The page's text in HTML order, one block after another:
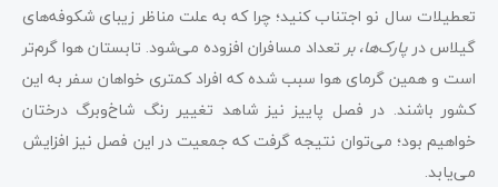
تعطیلات سال نو اجتناب کنید؛ چرا که به علت مناظر زیبای شکوفه‌های
گیلاس درپارک‌ها، برتعداد مسافران افزوده می‌شود. تابستان هوا گرم‌تر
است و همین گرمای هوا سبب شده که افراد کمتری خواهان سفر به این
کشور باشند. در فصل پاییز نیز شاهد تغییر رنگ شاخ‌وبرگ درختان
خواهیم بود؛ می‌توان نتیجه گرفت که جمعیت در این فصل نیز افزایش
می‌یابد.